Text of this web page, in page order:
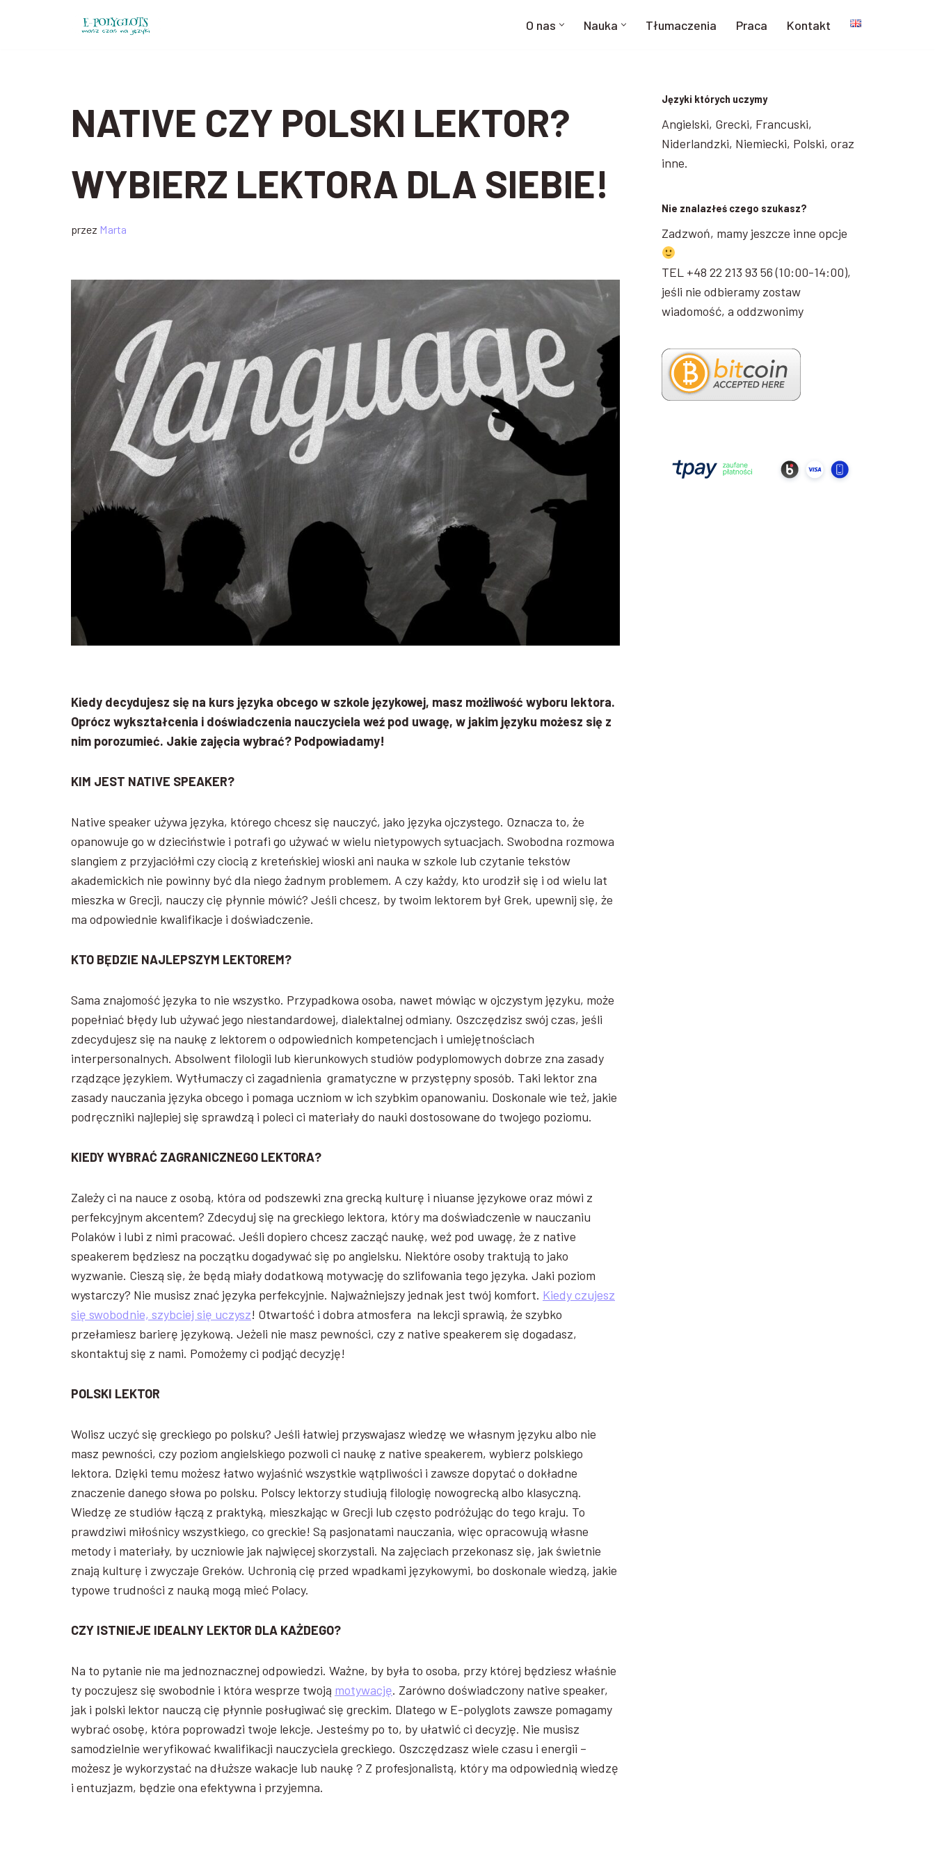
O nas Nauka Tłumaczenia Praca Kontakt
NATIVE CZY POLSKI LEKTOR?
WYBIERZ LEKTORA DLA SIEBIE!
przez Marta
Kiedy decydujesz się na kurs języka obcego w szkole językowej, masz możliwość wyboru lektora.
Oprócz wykształcenia i doświadczenia nauczyciela weź pod uwagę, w jakim języku możesz się z
nim porozumieć. Jakie zajęcia wybrać? Podpowiadamy!
KIM JEST NATIVE SPEAKER?
Native speaker używa języka, którego chcesz się nauczyć, jako języka ojczystego. Oznacza to, że
opanowuje go w dzieciństwie i potrafi go używać w wielu nietypowych sytuacjach. Swobodna rozmowa
slangiem z przyjaciółmi czy ciocią z kreteńskiej wioski ani nauka w szkole lub czytanie tekstów
akademickich nie powinny być dla niego żadnym problemem. A czy każdy, kto urodził się i od wielu lat
mieszka w Grecji, nauczy cię płynnie mówić? Jeśli chcesz, by twoim lektorem był Grek, upewnij się, że
ma odpowiednie kwalifikacje i doświadczenie.
KTO BĘDZIE NAJLEPSZYM LEKTOREM?
Sama znajomość języka to nie wszystko. Przypadkowa osoba, nawet mówiąc w ojczystym języku, może
popełniać błędy lub używać jego niestandardowej, dialektalnej odmiany. Oszczędzisz swój czas, jeśli
zdecydujesz się na naukę z lektorem o odpowiednich kompetencjach i umiejętnościach
interpersonalnych. Absolwent filologii lub kierunkowych studiów podyplomowych dobrze zna zasady
rządzące językiem. Wytłumaczy ci zagadnienia gramatyczne w przystępny sposób. Taki lektor zna
zasady nauczania języka obcego i pomaga uczniom w ich szybkim opanowaniu. Doskonale wie też, jakie
podręczniki najlepiej się sprawdzą i poleci ci materiały do nauki dostosowane do twojego poziomu.
KIEDY WYBRAĆ ZAGRANICZNEGO LEKTORA?
Zależy ci na nauce z osobą, która od podszewki zna grecką kulturę i niuanse językowe oraz mówi z
perfekcyjnym akcentem? Zdecyduj się na greckiego lektora, który ma doświadczenie w nauczaniu
Polaków i lubi z nimi pracować. Jeśli dopiero chcesz zacząć naukę, weź pod uwagę, że z native
speakerem będziesz na początku dogadywać się po angielsku. Niektóre osoby traktują to jako
wyzwanie. Cieszą się, że będą miały dodatkową motywację do szlifowania tego języka. Jaki poziom
wystarczy? Nie musisz znać języka perfekcyjnie. Najważniejszy jednak jest twój komfort. Kiedy czujesz
się swobodnie, szybciej się uczysz! Otwartość i dobra atmosfera na lekcji sprawią, że szybko
przełamiesz barierę językową. Jeżeli nie masz pewności, czy z native speakerem się dogadasz,
skontaktuj się z nami. Pomożemy ci podjąć decyzję!
POLSKI LEKTOR
Wolisz uczyć się greckiego po polsku? Jeśli łatwiej przyswajasz wiedzę we własnym języku albo nie
masz pewności, czy poziom angielskiego pozwoli ci naukę z native speakerem, wybierz polskiego
lektora. Dzięki temu możesz łatwo wyjaśnić wszystkie wątpliwości i zawsze dopytać o dokładne
znaczenie danego słowa po polsku. Polscy lektorzy studiują filologię nowogrecką albo klasyczną.
Wiedzę ze studiów łączą z praktyką, mieszkając w Grecji lub często podróżując do tego kraju. To
prawdziwi miłośnicy wszystkiego, co greckie! Są pasjonatami nauczania, więc opracowują własne
metody i materiały, by uczniowie jak najwięcej skorzystali. Na zajęciach przekonasz się, jak świetnie
znają kulturę i zwyczaje Greków. Uchronią cię przed wpadkami językowymi, bo doskonale wiedzą, jakie
typowe trudności z nauką mogą mieć Polacy.
CZY ISTNIEJE IDEALNY LEKTOR DLA KAŻDEGO?
Na to pytanie nie ma jednoznacznej odpowiedzi. Ważne, by była to osoba, przy której będziesz właśnie
ty poczujesz się swobodnie i która wesprze twoją motywację. Zarówno doświadczony native speaker,
jak i polski lektor nauczą cię płynnie posługiwać się greckim. Dlatego w E-polyglots zawsze pomagamy
wybrać osobę, która poprowadzi twoje lekcje. Jesteśmy po to, by ułatwić ci decyzję. Nie musisz
samodzielnie weryfikować kwalifikacji nauczyciela greckiego. Oszczędzasz wiele czasu i energii –
możesz je wykorzystać na dłuższe wakacje lub naukę ? Z profesjonalistą, który ma odpowiednią wiedzę
i entuzjazm, będzie ona efektywna i przyjemna.
Języki których uczymy
Angielski, Grecki, Francuski,
Niderlandzki, Niemiecki, Polski, oraz
inne.
Nie znalazłeś czego szukasz?
Zadzwoń, mamy jeszcze inne opcje
TEL +48 22 213 93 56 (10:00-14:00),
jeśli nie odbieramy zostaw
wiadomość, a oddzwonimy